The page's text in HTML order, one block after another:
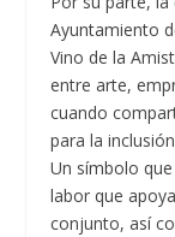
Ayuntamiento
Vino de la
entre arte,
cuando
para la
Un símbolo
labor que
conjunto, así